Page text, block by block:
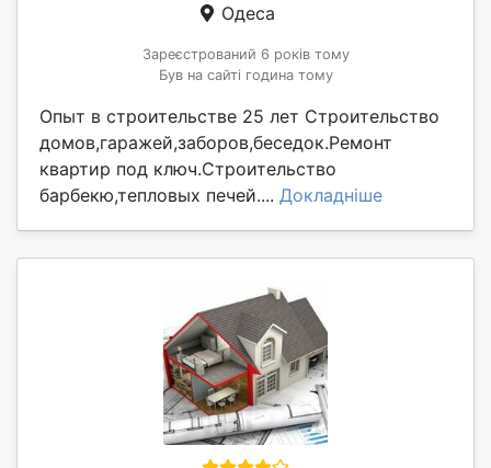
Одеса
Зареєстрований 6 років тому
Був на сайті година тому
Опыт в строительстве 25 лет Строительство
домов,гаражей,заборов,беседок.Ремонт
квартир под ключ.Строительство
барбекю,тепловых печей.... Докладніше